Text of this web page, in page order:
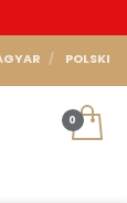
POLSKI